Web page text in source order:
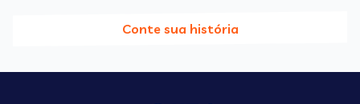
Conte sua história